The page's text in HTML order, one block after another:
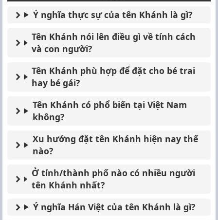
Ý nghĩa thực sự của tên Khánh là gì?
Tên Khánh nói lên điều gì về tính cách
và con người?
Tên Khánh phù hợp để đặt cho bé trai
hay bé gái?
Tên Khánh có phổ biến tại Việt Nam
không?
Xu hướng đặt tên Khánh hiện nay thế
nào?
Ở tỉnh/thành phố nào có nhiều người
tên Khánh nhất?
Ý nghĩa Hán Việt của tên Khánh là gì?